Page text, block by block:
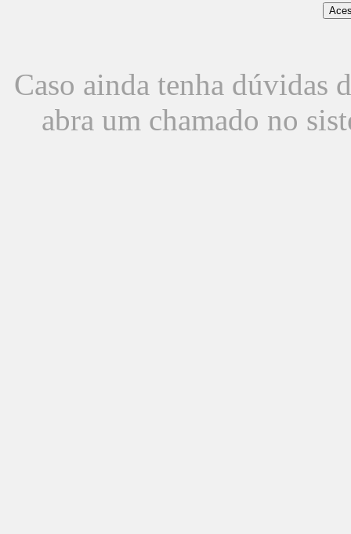
Caso ainda tenha dúvidas
abra um chamado no